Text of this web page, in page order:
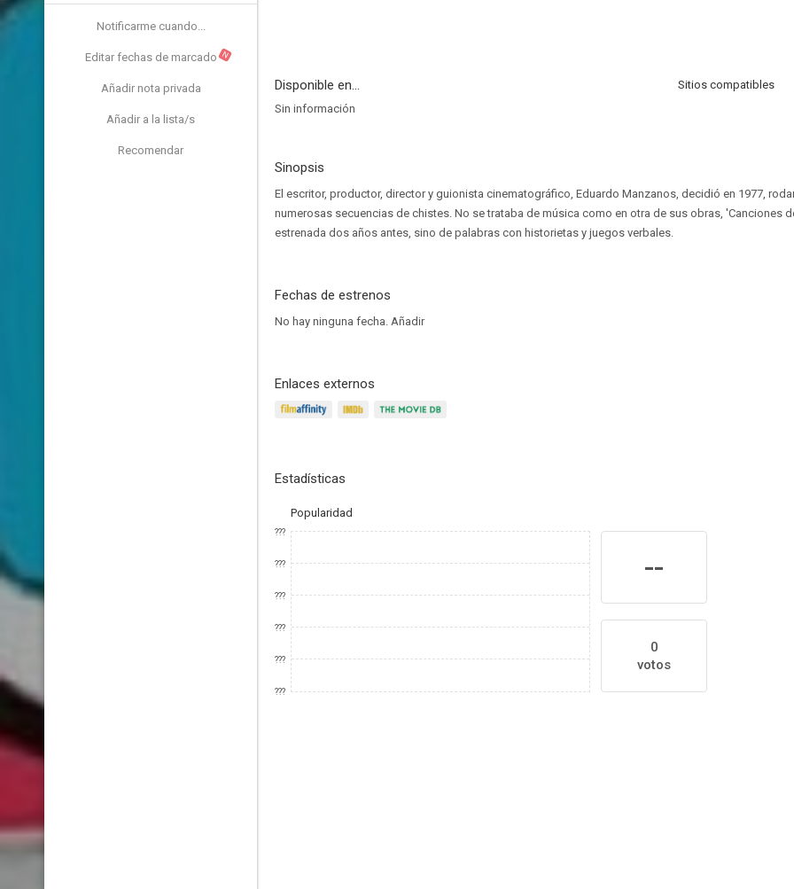
Notificarme cuando...
Editar fechas de marcado N
Añadir nota privada
Añadir a la lista/s
Recomendar
Disponible en...
Sitios compatibles
Sin información
Sinopsis
El escritor, productor, director y guionista cinematográfico, Eduardo Manzanos, decidió en 1977,
numerosas secuencias de chistes. No se trataba de música como en otra de sus obras, 'Canciones
estrenada dos años antes, sino de palabras con historietas y juegos verbales.
Fechas de estrenos
No hay ninguna fecha. Añadir
Enlaces externos
Estadísticas
Popularidad
???
???
???
???
???
???
--
0
votos